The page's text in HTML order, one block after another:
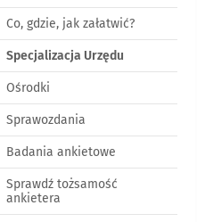
Co, gdzie, jak załatwić?
Specjalizacja Urzędu
Ośrodki
Sprawozdania
Badania ankietowe
Sprawdź tożsamość
ankietera